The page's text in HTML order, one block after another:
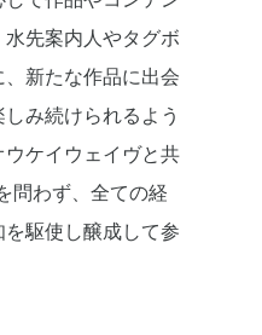
先案内人やタグボ
新たな作品に出会
み続けられるよう
ケイウェイヴと共
問わず、全ての経
駆使し醸成して参